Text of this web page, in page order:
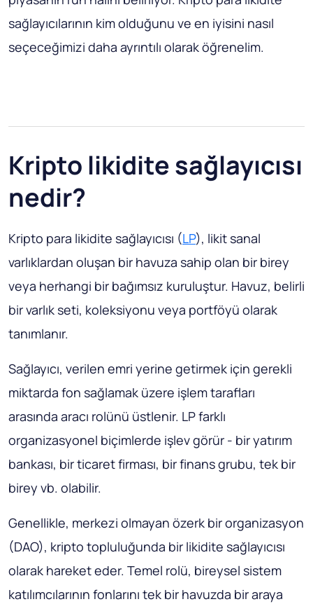
sağlayıcılarının kim olduğunu ve en iyisini nasıl
seçeceğimizi daha ayrıntılı olarak öğrenelim.
Kripto likidite sağlayıcısı
nedir?
Kripto para likidite sağlayıcısı (LP), likit sanal
varlıklardan oluşan bir havuza sahip olan bir birey
veya herhangi bir bağımsız kuruluştur. Havuz, belirli
bir varlık seti, koleksiyonu veya portföyü olarak
tanımlanır.
Sağlayıcı, verilen emri yerine getirmek için gerekli
miktarda fon sağlamak üzere işlem tarafları
arasında aracı rolünü üstlenir. LP farklı
organizasyonel biçimlerde işlev görür - bir yatırım
bankası, bir ticaret firması, bir finans grubu, tek bir
birey vb. olabilir.
Genellikle, merkezi olmayan özerk bir organizasyon
(DAO), kripto topluluğunda bir likidite sağlayıcısı
olarak hareket eder. Temel rolü, bireysel sistem
katılımcılarının fonlarını tek bir havuzda bir araya